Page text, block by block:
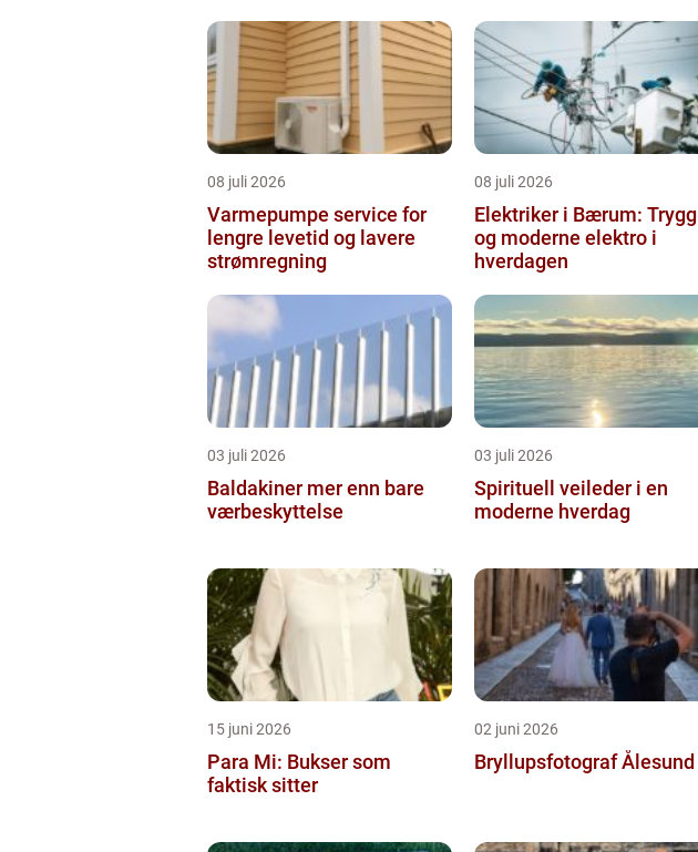
08 juli 2026
Varmepumpe service for
lengre levetid og lavere
strømregning
08 juli 2026
Elektriker i Bærum: Trygg
og moderne elektro i
hverdagen
03 juli 2026
Baldakiner mer enn bare
værbeskyttelse
03 juli 2026
Spirituell veileder i en
moderne hverdag
15 juni 2026
Para Mi: Bukser som
faktisk sitter
02 juni 2026
Bryllupsfotograf Ålesund